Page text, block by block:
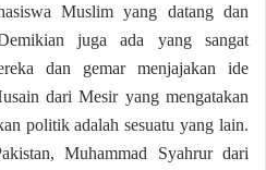
Muslim yang datang dan
juga ada yang sangat
dan gemar menjajakan ide
dari Mesir yang mengatakan
politik adalah sesuatu yang lain.
Muhammad Syahrur dari